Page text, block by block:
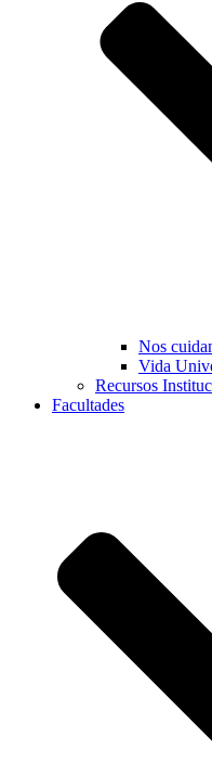
Nos
Vida
Recursos
Facultades